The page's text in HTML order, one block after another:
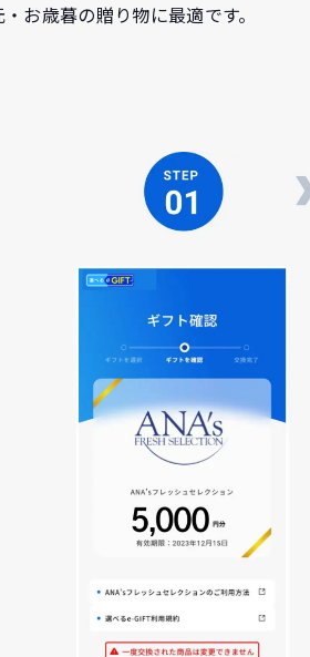
お歳暮の贈り物に最適です。